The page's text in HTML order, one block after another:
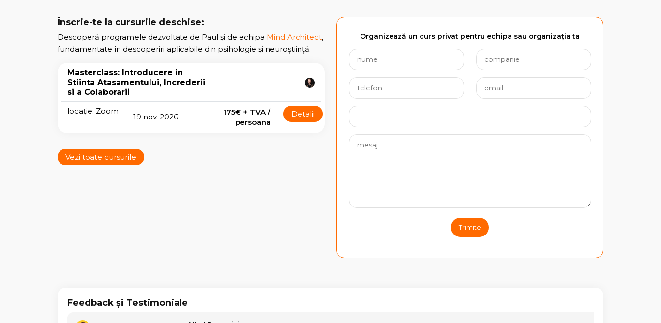
Înscrie-te la cursurile deschise:
Descoperă programele dezvoltate de Paul și de echipa Mind Architect,
fundamentate în descoperiri aplicabile din psihologie și neuroștiință.
Masterclass: Introducere in
Stiinta Atasamentului, Increderii
si a Colaborarii
locație: Zoom
19 nov. 2026
175€ + TVA /
persoana
Detalii
Vezi toate cursurile
Organizează un curs privat pentru echipa sau organizația ta
Feedback și Testimoniale